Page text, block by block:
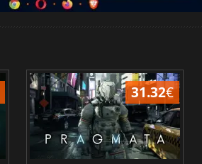
31.32€